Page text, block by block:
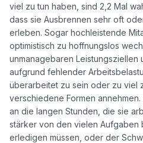
viel zu tun haben, sind 2,2 Mal
dass sie Ausbrennen sehr oft
erleben. Sogar hochleistende
optimistisch zu hoffnungslos
unmanagebaren Leistungsziellen
aufgrund fehlender
überarbeitet zu sein oder zu viel
verschiedene Formen
an die langen Stunden, die sie
stärker von den vielen Aufgaben
erledigen müssen, oder der